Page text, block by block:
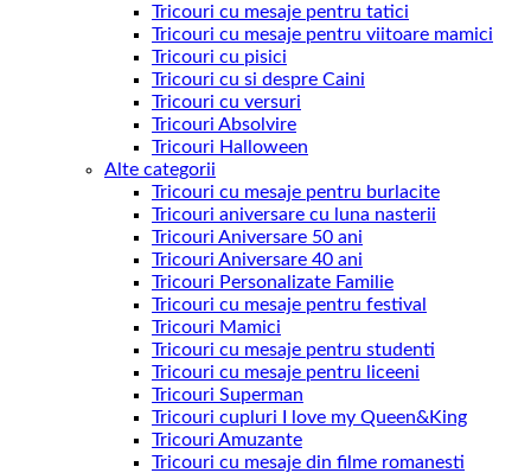
Tricouri cu mesaje pentru tatici
Tricouri cu mesaje pentru viitoare mamici
Tricouri cu pisici
Tricouri cu si despre Caini
Tricouri cu versuri
Tricouri Absolvire
Tricouri Halloween
Alte categorii
Tricouri cu mesaje pentru burlacite
Tricouri aniversare cu luna nasterii
Tricouri Aniversare 50 ani
Tricouri Aniversare 40 ani
Tricouri Personalizate Familie
Tricouri cu mesaje pentru festival
Tricouri Mamici
Tricouri cu mesaje pentru studenti
Tricouri cu mesaje pentru liceeni
Tricouri Superman
Tricouri cupluri I love my Queen&King
Tricouri Amuzante
Tricouri cu mesaje din filme romanesti